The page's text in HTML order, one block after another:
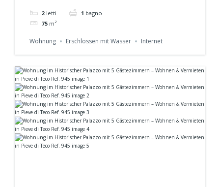
9462 letti 1 bagno
75 m²
Wohnung Erschlossen mit Wasser Internet